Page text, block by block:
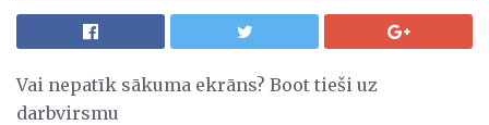
Vai nepatīk sākuma ekrāns? Boot tieši uz
darbvirsmu